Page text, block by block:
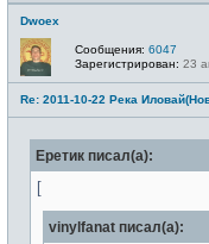
Dwoex
Сообщения: 6047
Зарегистрирован: 23
Re: 2011-10-22 Река
Еретик писал(а):
[
vinylfanat писал(а):